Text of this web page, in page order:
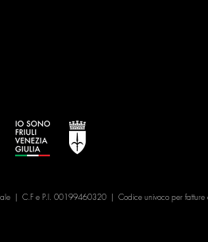
| C.F e P.I. 00199460320 | Codice univoco per fatture